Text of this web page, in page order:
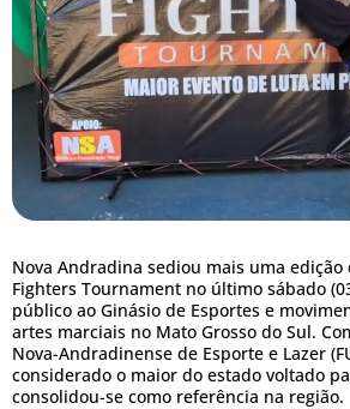
Nova Andradina sediou mais uma edição
Fighters Tournament no último sábado
público ao Ginásio de Esportes e
artes marciais no Mato Grosso do Sul.
Nova-Andradinense de Esporte e Lazer
considerado o maior do estado voltado
consolidou-se como referência na região.